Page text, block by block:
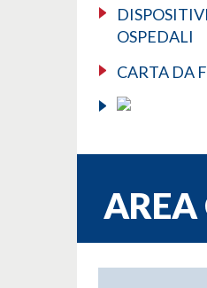
OSPEDALI
CARTA DA
AREA